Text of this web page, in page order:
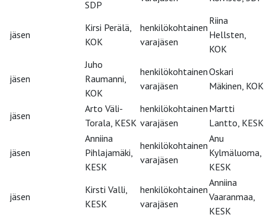
SDP
jäsen
Kirsi Perälä,
KOK
henkilökohtainen
varajäsen
Riina
Hellsten,
KOK
jäsen
Juho
Raumanni,
KOK
henkilökohtainen
varajäsen
Oskari
Mäkinen, KOK
jäsen
Arto Väli-
Torala, KESK
henkilökohtainen
varajäsen
Martti
Lantto, KESK
jäsen
Anniina
Pihlajamäki,
KESK
henkilökohtainen
varajäsen
Anu
Kylmäluoma,
KESK
jäsen
Kirsti Valli,
KESK
henkilökohtainen
varajäsen
Anniina
Vaaranmaa,
KESK